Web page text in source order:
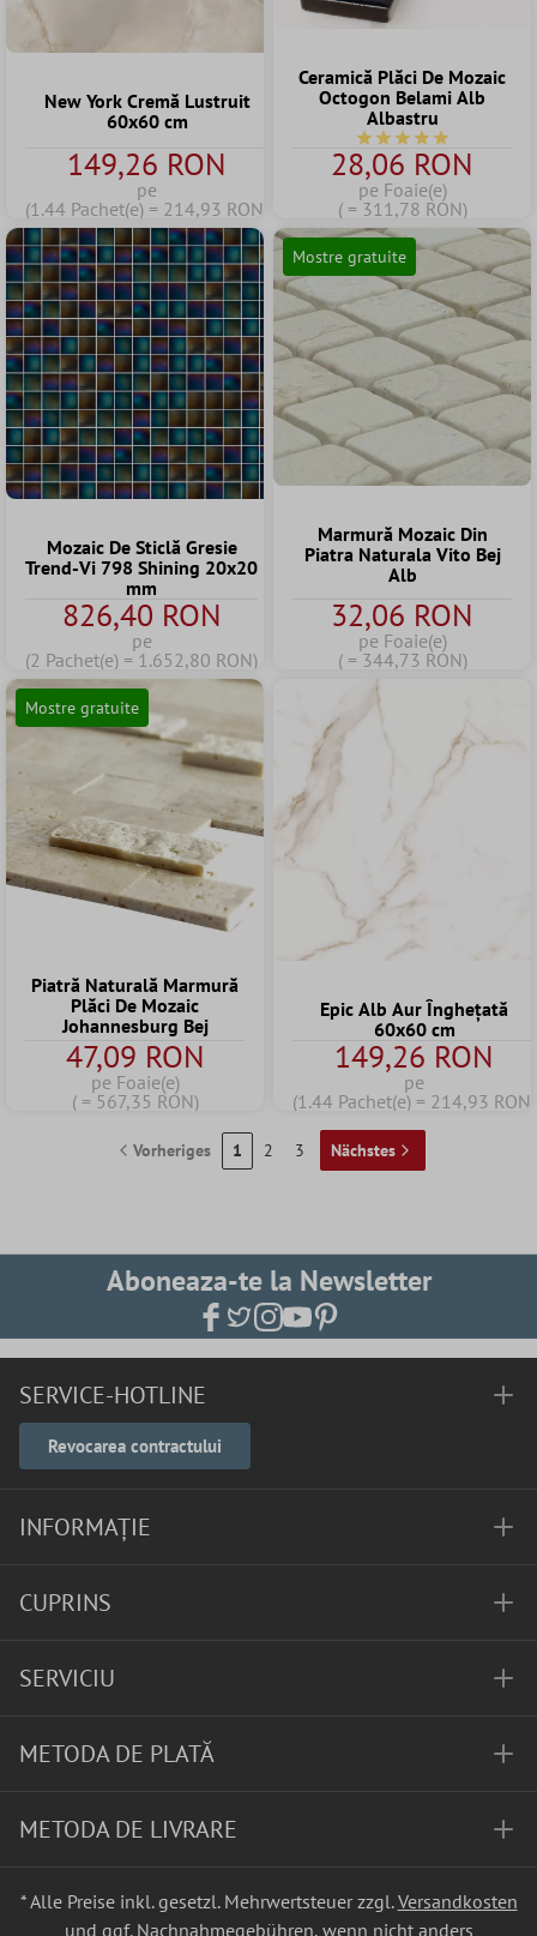
New York Cremă Lustruit
60x60 cm
149,26 RON
pe
(1.44 Pachet(e) = 214,93 RON)
Ceramică Plăci De Mozaic
Octogon Belami Alb
Albastru
Durchschnittliche
28,06 RON
pe Foaie(e)
( = 311,78 RON)
Mozaic De Sticlă Gresie
Trend-Vi 798 Shining 20x20
mm
826,40 RON
pe
(2 Pachet(e) = 1.652,80 RON)
Mostre gratuite
Marmură Mozaic Din
Piatra Naturala Vito Bej
Alb
32,06 RON
pe Foaie(e)
( = 344,73 RON)
Mostre gratuite
Piatră Naturală Marmură
Plăci De Mozaic
Johannesburg Bej
47,09 RON
pe Foaie(e)
( = 567,35 RON)
Epic Alb Aur Înghețată
60x60 cm
149,26 RON
pe
(1.44 Pachet(e) = 214,93 RON)
Vorheriges 1 2 3 Nächstes
Aboneaza-te la Newsletter
SERVICE-HOTLINE
Revocarea contractului
INFORMAȚIE
CUPRINS
SERVICIU
METODA DE PLATĂ
METODA DE LIVRARE
* Alle Preise inkl. gesetzl. Mehrwertsteuer zzgl.Versandkosten
und ggf. Nachnahmegebühren, wenn nicht anders